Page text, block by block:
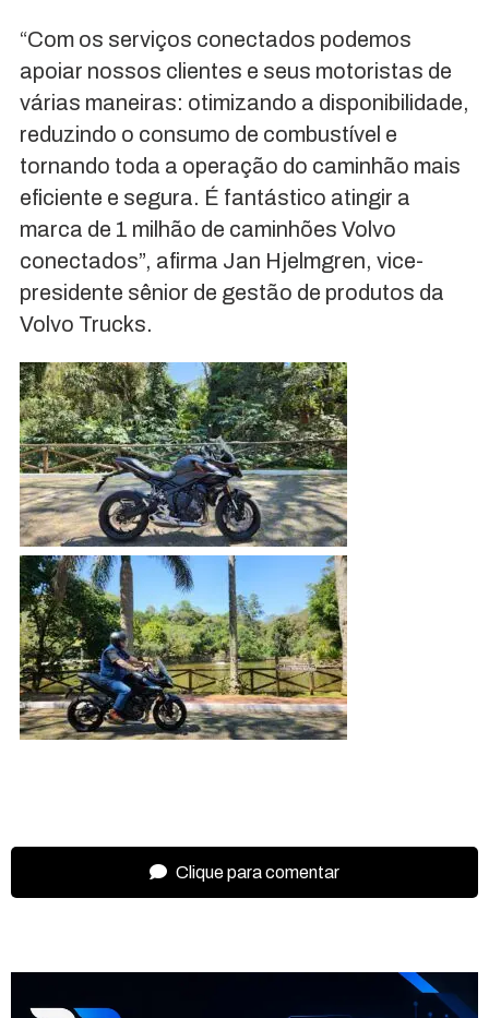
“Com os serviços conectados podemos
apoiar nossos clientes e seus motoristas de
várias maneiras: otimizando a disponibilidade,
reduzindo o consumo de combustível e
tornando toda a operação do caminhão mais
eficiente e segura. É fantástico atingir a
marca de 1 milhão de caminhões Volvo
conectados”, afirma Jan Hjelmgren, vice-
presidente sênior de gestão de produtos da
Volvo Trucks.
Clique para comentar